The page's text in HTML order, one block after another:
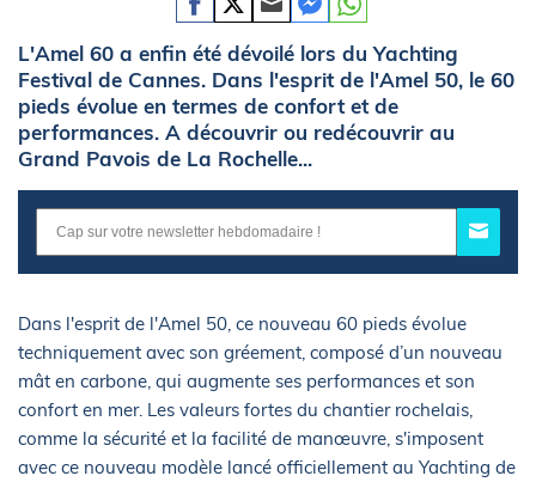
L'Amel 60 a enfin été dévoilé lors du Yachting
Festival de Cannes. Dans l'esprit de l'Amel 50, le 60
pieds évolue en termes de confort et de
performances. A découvrir ou redécouvrir au
Grand Pavois de La Rochelle...
Dans l'esprit de l'Amel 50, ce nouveau 60 pieds évolue
techniquement avec son gréement, composé d’un nouveau
mât en carbone, qui augmente ses performances et son
confort en mer. Les valeurs fortes du chantier rochelais,
comme la sécurité et la facilité de manœuvre, s'imposent
avec ce nouveau modèle lancé officiellement au Yachting de